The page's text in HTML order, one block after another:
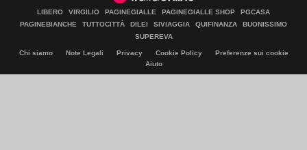
LIBERO VIRGILIO PAGINEGIALLE PAGINEGIALLE SHOP
PGCASA
PAGINEBIANCHE
TUTTOCITTÀ DILEI SIVIAGGIA QUIFINANZA
BUONISSIMO
SUPEREVA
Chi siamo Note Legali Privacy Cookie Policy
Preferenze sui cookie
Aiuto